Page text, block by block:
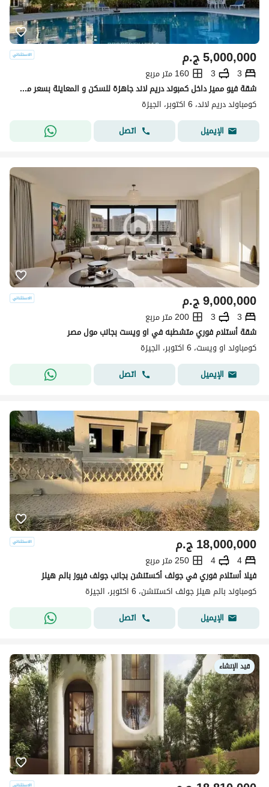
ج.م5,000,000
3
3
160 متر مربع
شقة فيو مميز داخل كمبوند دريم لاند جاهزة للسكن و المعاينة بسعر مش موجود في الماركت
كومباوند دريم لاند، 6 اكتوبر، الجيزة
الإيميل
اتصل
ج.م9,000,000
3
3
200 متر مربع
شقة أستلام فوري متشطبه في او ويست بجانب مول مصر
كومباوند او ويست، 6 اكتوبر، الجيزة
الإيميل
اتصل
ج.م18,000,000
4
4
250 متر مربع
فيلا أستلام فوري في جولف أكستنشن بجانب جولف فيوز بالم هيلز
كومباوند بالم هيلز جولف اكستنشن، 6 اكتوبر، الجيزة
الإيميل
اتصل
قيد الإنشاء